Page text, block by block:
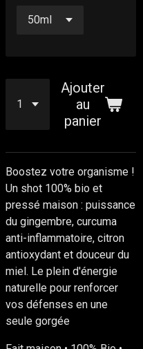
Ajouter
au
panier
Boostez votre organisme !
Un shot 100% bio et
pressé maison : puissance
du gingembre, curcuma
anti-inflammatoire, citron
antioxydant et douceur du
miel. Le plein d'énergie
naturelle pour renforcer
vos défenses en une
seule gorgée